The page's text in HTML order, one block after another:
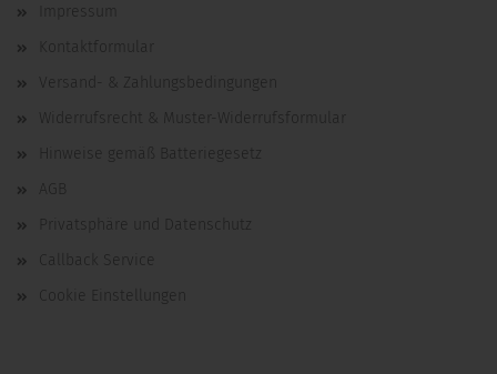
Impressum
Kontaktformular
Versand- & Zahlungsbedingungen
Widerrufsrecht & Muster-Widerrufsformular
Hinweise gemäß Batteriegesetz
AGB
Privatsphäre und Datenschutz
Callback Service
Cookie Einstellungen